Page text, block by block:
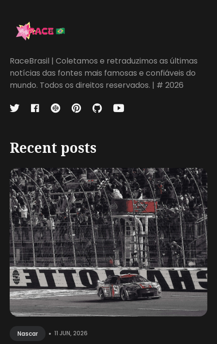
RaceBrasil | Coletamos e retraduzimos as últimas
notícias das fontes mais famosas e confiáveis do
mundo. Todos os direitos reservados. | # 2026
Recent posts
Nascar • 11 JUN, 2026